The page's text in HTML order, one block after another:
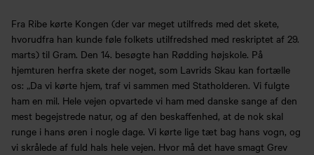
Fra Ribe kørte Kongen (der var meget utilfreds med det skete,
hvorudfra han kunde føle folkets utilfredshed med reskriptet af 29.
marts) til Gram. Den 14. besøgte han Rødding højskole. På
hjemturen herfra skete der noget, som Lavrids Skau kan fortælle
os: „Da vi kørte hjem, traf vi sammen med Statholderen. Vi fulgte
ham en mil. Hele vejen opvartede vi ham med danske sange af den
mest begejstrede natur, og af den beskaffenhed, at de nok skal
runge i hans øren i nogle dage. Vi kørte lige tæt bag hans vogn, og
vi skrålede af fuld hals hele vejen. Hvor må det have smagt Grev